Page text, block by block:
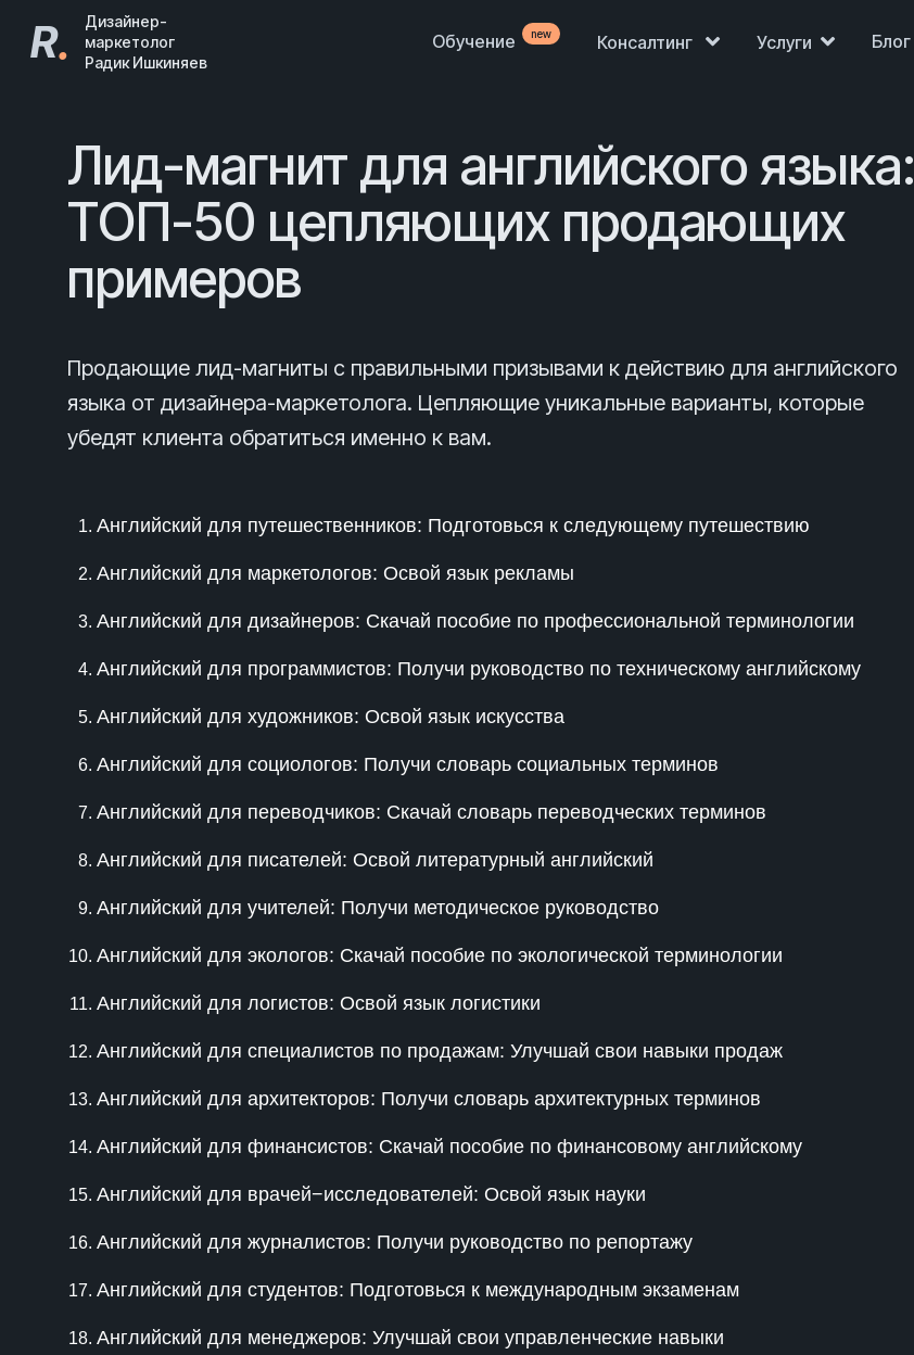
R.
Дизайнер-
маркетолог
Радик Ишкиняев
Обучение new Консалтинг Услуги Блог
Лид-магнит для английского языка:
ТОП-50 цепляющих продающих
примеров
Продающие лид-магниты с правильными призывами к действию для английского
языка от дизайнера-маркетолога. Цепляющие уникальные варианты, которые
убедят клиента обратиться именно к вам.
Английский для путешественников: Подготовься к следующему путешествию
Английский для маркетологов: Освой язык рекламы
Английский для дизайнеров: Скачай пособие по профессиональной терминологии
Английский для программистов: Получи руководство по техническому английскому
Английский для художников: Освой язык искусства
Английский для социологов: Получи словарь социальных терминов
Английский для переводчиков: Скачай словарь переводческих терминов
Английский для писателей: Освой литературный английский
Английский для учителей: Получи методическое руководство
Английский для экологов: Скачай пособие по экологической терминологии
Английский для логистов: Освой язык логистики
Английский для специалистов по продажам: Улучшай свои навыки продаж
Английский для архитекторов: Получи словарь архитектурных терминов
Английский для финансистов: Скачай пособие по финансовому английскому
Английский для врачей−исследователей: Освой язык науки
Английский для журналистов: Получи руководство по репортажу
Английский для студентов: Подготовься к международным экзаменам
Английский для менеджеров: Улучшай свои управленческие навыки